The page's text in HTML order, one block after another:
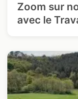
Zoom sur
avec le